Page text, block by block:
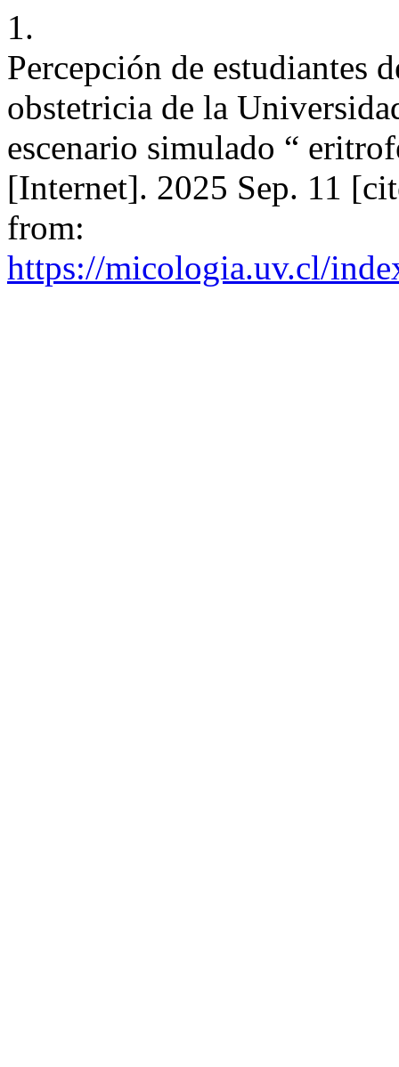
1.
Percepción de estudiantes
obstetricia de la
escenario simulado “
[Internet]. 2025 Sep. 11
from:
https://micologia.uv.cl/